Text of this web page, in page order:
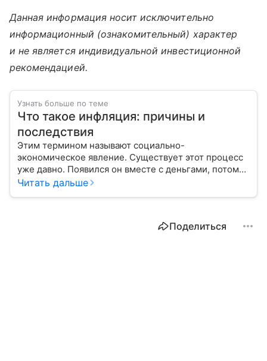
Данная информация носит исключительно
информационный (ознакомительный) характер
и не является индивидуальной инвестиционной
рекомендацией.
Узнать больше по теме
Что такое инфляция: причины и
последствия
Этим термином называют социально-
экономическое явление. Существует этот процесс
уже давно. Появился он вместе с деньгами, потому
что эти составляющие неразрывно связаны друг с
Читать дальше
Поделиться